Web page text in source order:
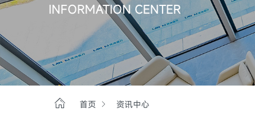
INFORMATION CENTER
首页 资讯中心